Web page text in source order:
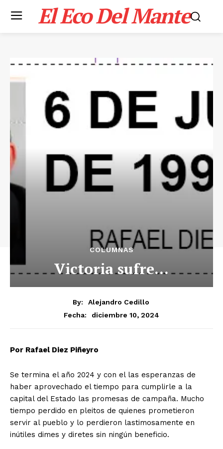
El Eco Del Mante
COLUMNAS
Victoria sufre…
By:
Alejandro Cedillo
Fecha:
diciembre 10, 2024
Por Rafael Diez Piñeyro
Se termina el año 2024 y con el las esperanzas de
haber aprovechado el tiempo para cumplirle a la
capital del Estado las promesas de campaña. Mucho
tiempo perdido en pleitos de quienes prometieron
servir al pueblo y lo perdieron lastimosamente en
inútiles dimes y diretes sin ningún beneficio.